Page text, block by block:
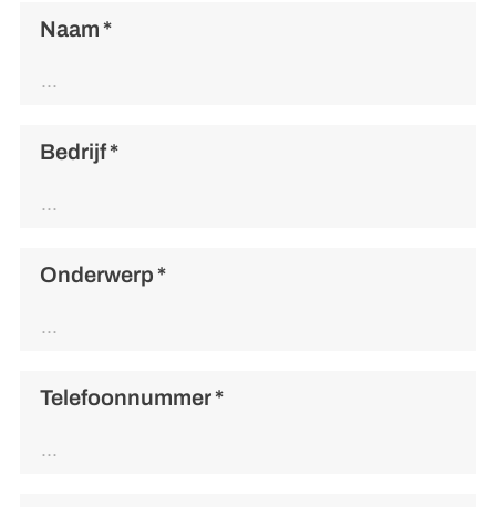
Naam*
Bedrijf*
Onderwerp*
Telefoonnummer*